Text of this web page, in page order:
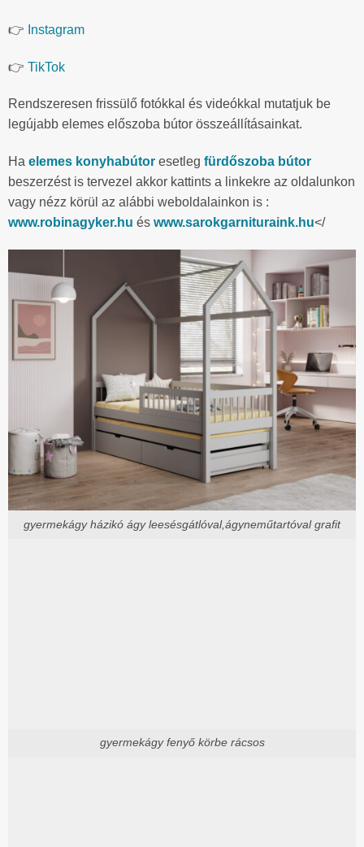
👉 Instagram
👉 TikTok
Rendszeresen frissülő fotókkal és videókkal mutatjuk be
legújabb elemes előszoba bútor összeállításainkat.
Ha elemes konyhabútor esetleg fürdőszoba bútor
beszerzést is tervezel akkor kattints a linkekre az oldalunkon
vagy nézz körül az alábbi weboldalainkon is :
www.robinagyker.hu és www.sarokgarnituraink.hu</
gyermekágy házikó ágy leesésgátlóval,ágyneműtartóval grafit
gyermekágy fenyő körbe rácsos